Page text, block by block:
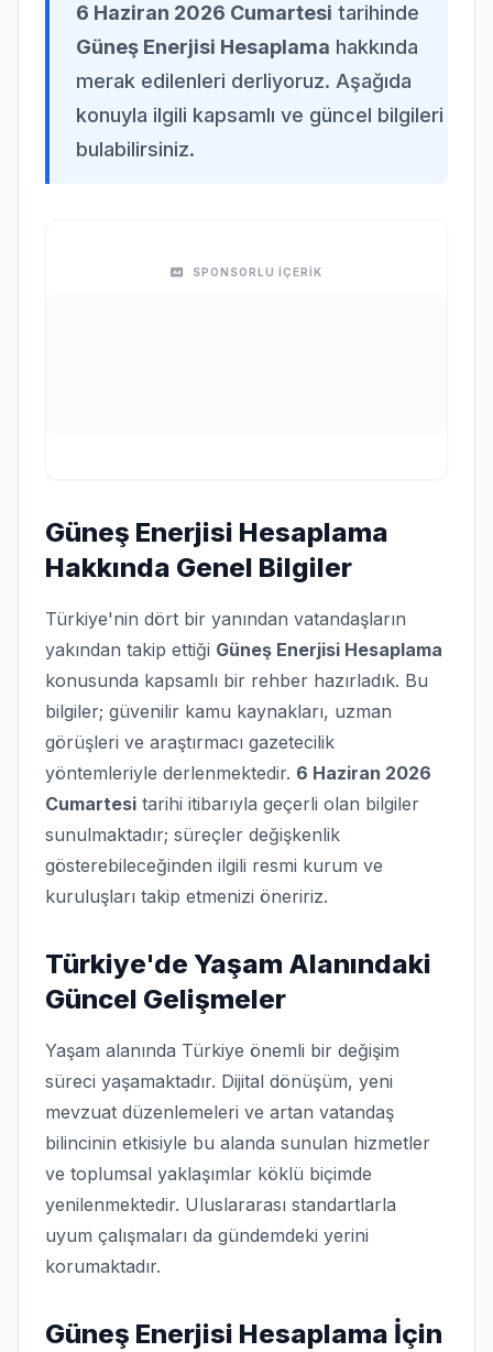
6 Haziran 2026 Cumartesi tarihinde
Güneş Enerjisi Hesaplama hakkında
merak edilenleri derliyoruz. Aşağıda
konuyla ilgili kapsamlı ve güncel bilgileri
bulabilirsiniz.
SPONSORLU İÇERİK
Güneş Enerjisi Hesaplama
Hakkında Genel Bilgiler
Türkiye'nin dört bir yanından vatandaşların
yakından takip ettiği Güneş Enerjisi Hesaplama
konusunda kapsamlı bir rehber hazırladık. Bu
bilgiler; güvenilir kamu kaynakları, uzman
görüşleri ve araştırmacı gazetecilik
yöntemleriyle derlenmektedir. 6 Haziran 2026
Cumartesi tarihi itibarıyla geçerli olan bilgiler
sunulmaktadır; süreçler değişkenlik
gösterebileceğinden ilgili resmi kurum ve
kuruluşları takip etmenizi öneririz.
Türkiye'de Yaşam Alanındaki
Güncel Gelişmeler
Yaşam alanında Türkiye önemli bir değişim
süreci yaşamaktadır. Dijital dönüşüm, yeni
mevzuat düzenlemeleri ve artan vatandaş
bilincinin etkisiyle bu alanda sunulan hizmetler
ve toplumsal yaklaşımlar köklü biçimde
yenilenmektedir. Uluslararası standartlarla
uyum çalışmaları da gündemdeki yerini
korumaktadır.
Güneş Enerjisi Hesaplama İçin